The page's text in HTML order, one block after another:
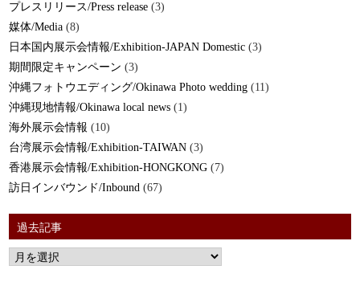
プレスリリース/Press release (3)
媒体/Media (8)
日本国内展示会情報/Exhibition-JAPAN Domestic (3)
期間限定キャンペーン (3)
沖縄フォトウエディング/Okinawa Photo wedding (11)
沖縄現地情報/Okinawa local news (1)
海外展示会情報 (10)
台湾展示会情報/Exhibition-TAIWAN (3)
香港展示会情報/Exhibition-HONGKONG (7)
訪日インバウンド/Inbound (67)
過去記事